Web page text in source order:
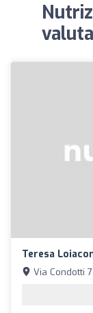
Teresa
Via Condotti